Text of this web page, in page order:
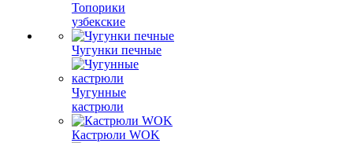
Топорики
узбекские
Чугунки печные
Чугунные
кастрюли
Кастрюли WOK